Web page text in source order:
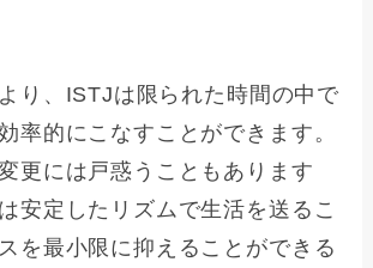
り、ISTJは限られた時間の中で
率的にこなすことができます。
更には戸惑うこともあります
安定したリズムで生活を送るこ
を最小限に抑えることができる